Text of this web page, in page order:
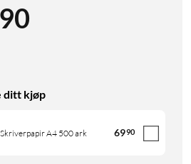
90
ditt kjøp
A4 500 ark 6990